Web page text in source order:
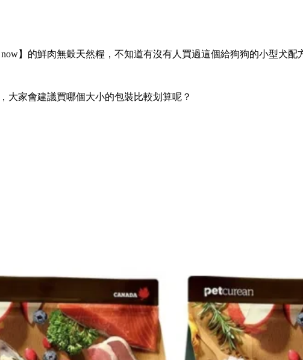
】的鮮肉無穀天然糧，不知道有沒有人買過這個給狗狗的小型犬配
大家會建議買哪個大小的包裝比較划算呢？